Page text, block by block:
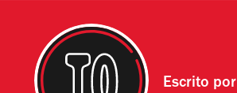
Escrito por